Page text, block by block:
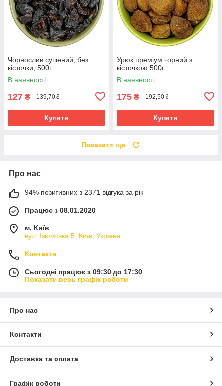
Чорнослив сушений, без
кісточки, 500г
В наявності
127 ₴ 139,70 ₴
Купити
Урюк преміум чорний з
кісточкою 500г
В наявності
175 ₴ 192,50 ₴
Купити
Показати ще
Про нас
94% позитивних з 2371 відгука за рік
Працює з 08.01.2020
м. Київ
вул. Ізюмська 5, Київ, Україна
Контакти
Сьогодні працює з 09:30 до 17:30
Показати весь графік роботи
Про нас
Контакти
Доставка та оплата
Графік роботи